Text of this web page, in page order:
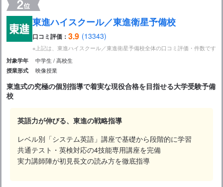
東進ハイスクール／東進衛星予備校
口コミ評価： 3.9 (13343)
※上記は、東進ハイスクール／東進衛星予備校全体の口コミ評価・件数です
対象学年 中学生 高校生
授業形式 映像授業
東進式の究極の個別指導で着実な現役合格を目指せる大学受験予備
校
英語力が伸びる、東進の戦略指導
レベル別「システム英語」講座で基礎から段階的に学習
共通テスト・英検対応の4技能専用講座を完備
実力講師陣が初見長文の読み方を徹底指導